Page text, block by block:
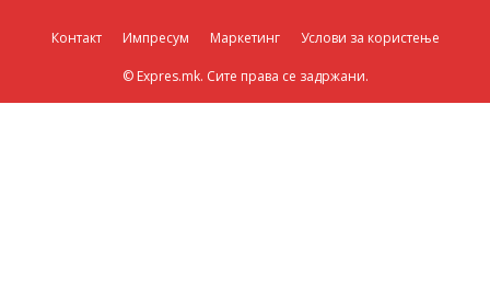
Контакт Импресум Маркетинг Услови за користење
© Expres.mk. Сите права се задржани.